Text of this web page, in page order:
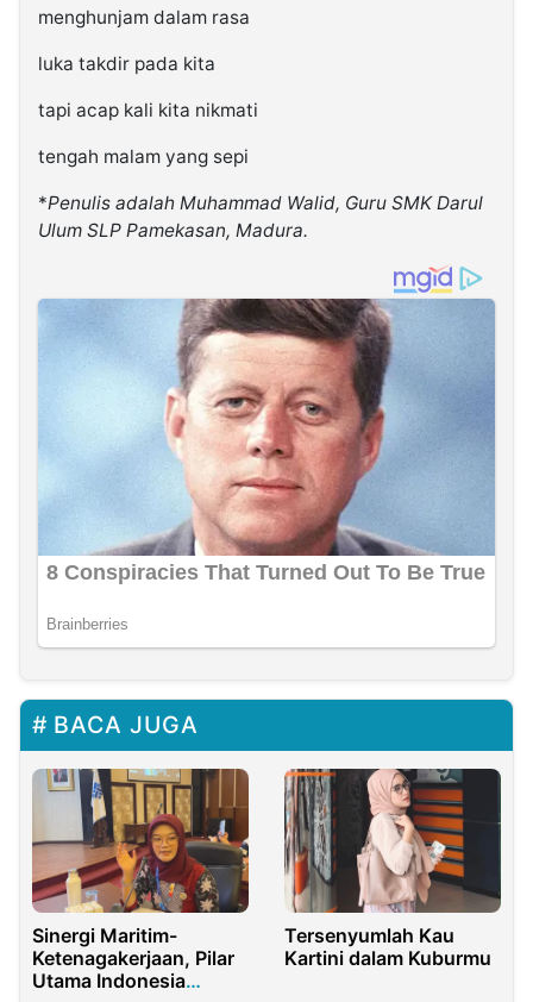
menghunjam dalam rasa
luka takdir pada kita
tapi acap kali kita nikmati
tengah malam yang sepi
*Penulis adalah Muhammad Walid, Guru SMK Darul
Ulum SLP Pamekasan, Madura.
BACA JUGA
Sinergi Maritim-
Ketenagakerjaan, Pilar
Utama Indonesia
Tersenyumlah Kau
Kartini dalam Kuburmu